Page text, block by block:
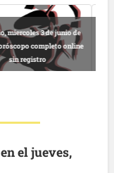
miercoles 3 de junio de
astrológicas
online gratis
el jueves,